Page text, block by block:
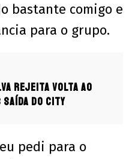
bastante comigo e
para o grupo.
rejeita volta ao
saída do City
pedi para o